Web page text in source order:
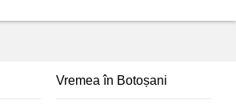
Vremea în Botoșani